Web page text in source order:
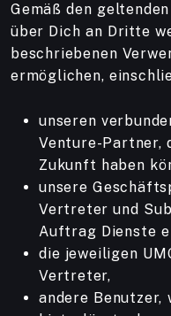
Gemäß den
über Dich an Dritte
beschriebenen
ermöglichen,
unseren
Venture-Partner,
Zukunft haben
unsere
Vertreter und
Auftrag Dienste
die jeweiligen
Vertreter,
andere Benutzer,